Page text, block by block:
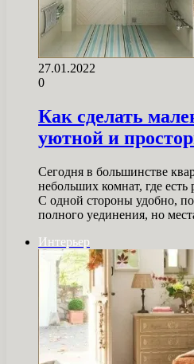
27.01.2022
0
Как сделать
уютной и
Сегодня в большинстве
небольших комнат, где есть
С одной стороны удобно,
полного уединения, но
Интерьер